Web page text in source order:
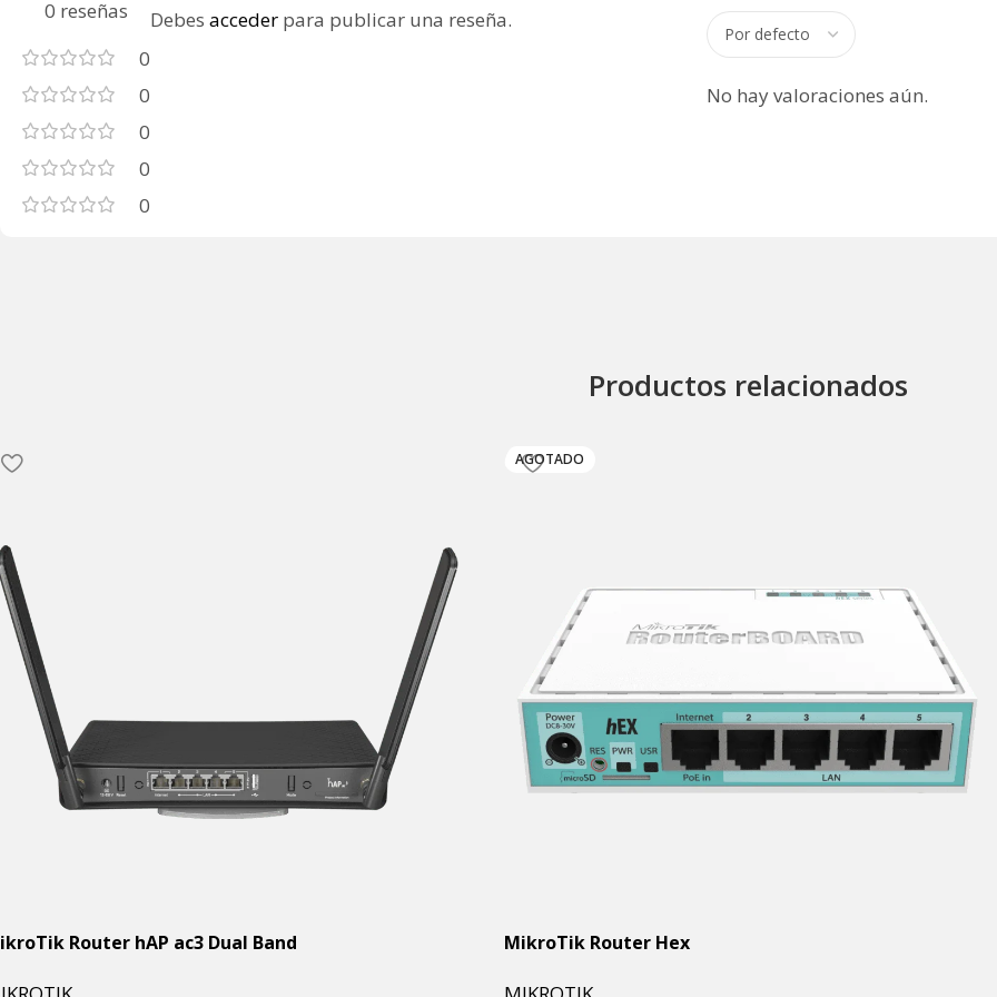
0 reseñas
0
0
0
0
0
No hay valoraciones aún.
Debes acceder para publicar una reseña.
Productos relacionados
Router hAP ac3 Dual Band
AGOTADO
MikroTik Router Hex